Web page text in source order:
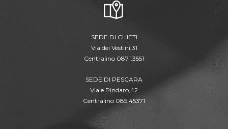
SEDE DI CHIETI
Via dei Vestini,31
Centralino 0871.3551
SEDE DI PESCARA
Viale Pindaro,42
Centralino 085.45371